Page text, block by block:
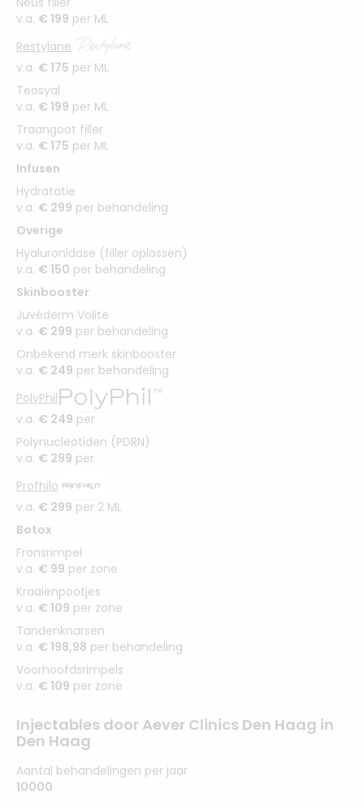
v.a. € 199 per ML
Restylane
v.a. € 175 per ML
Teosyal
v.a. € 199 per ML
Traangoot filler
v.a. € 175 per ML
Infusen
Hydratatie
v.a. € 299 per behandeling
Overige
Hyaluronidase (filler oplossen)
v.a. € 150 per behandeling
Skinbooster
Juvéderm Volite
v.a. € 299 per behandeling
Onbekend merk skinbooster
v.a. € 249 per behandeling
PolyPhil
v.a. € 249 per
Polynucleotiden (PDRN)
v.a. € 299 per
Profhilo
v.a. € 299 per 2 ML
Botox
Fronsrimpel
v.a. € 99 per zone
Kraaienpootjes
v.a. € 109 per zone
Tandenknarsen
v.a. € 198,98 per behandeling
Voorhoofdsrimpels
v.a. € 109 per zone
Injectables door Aever Clinics Den Haag in
Den Haag
Aantal behandelingen per jaar
10000